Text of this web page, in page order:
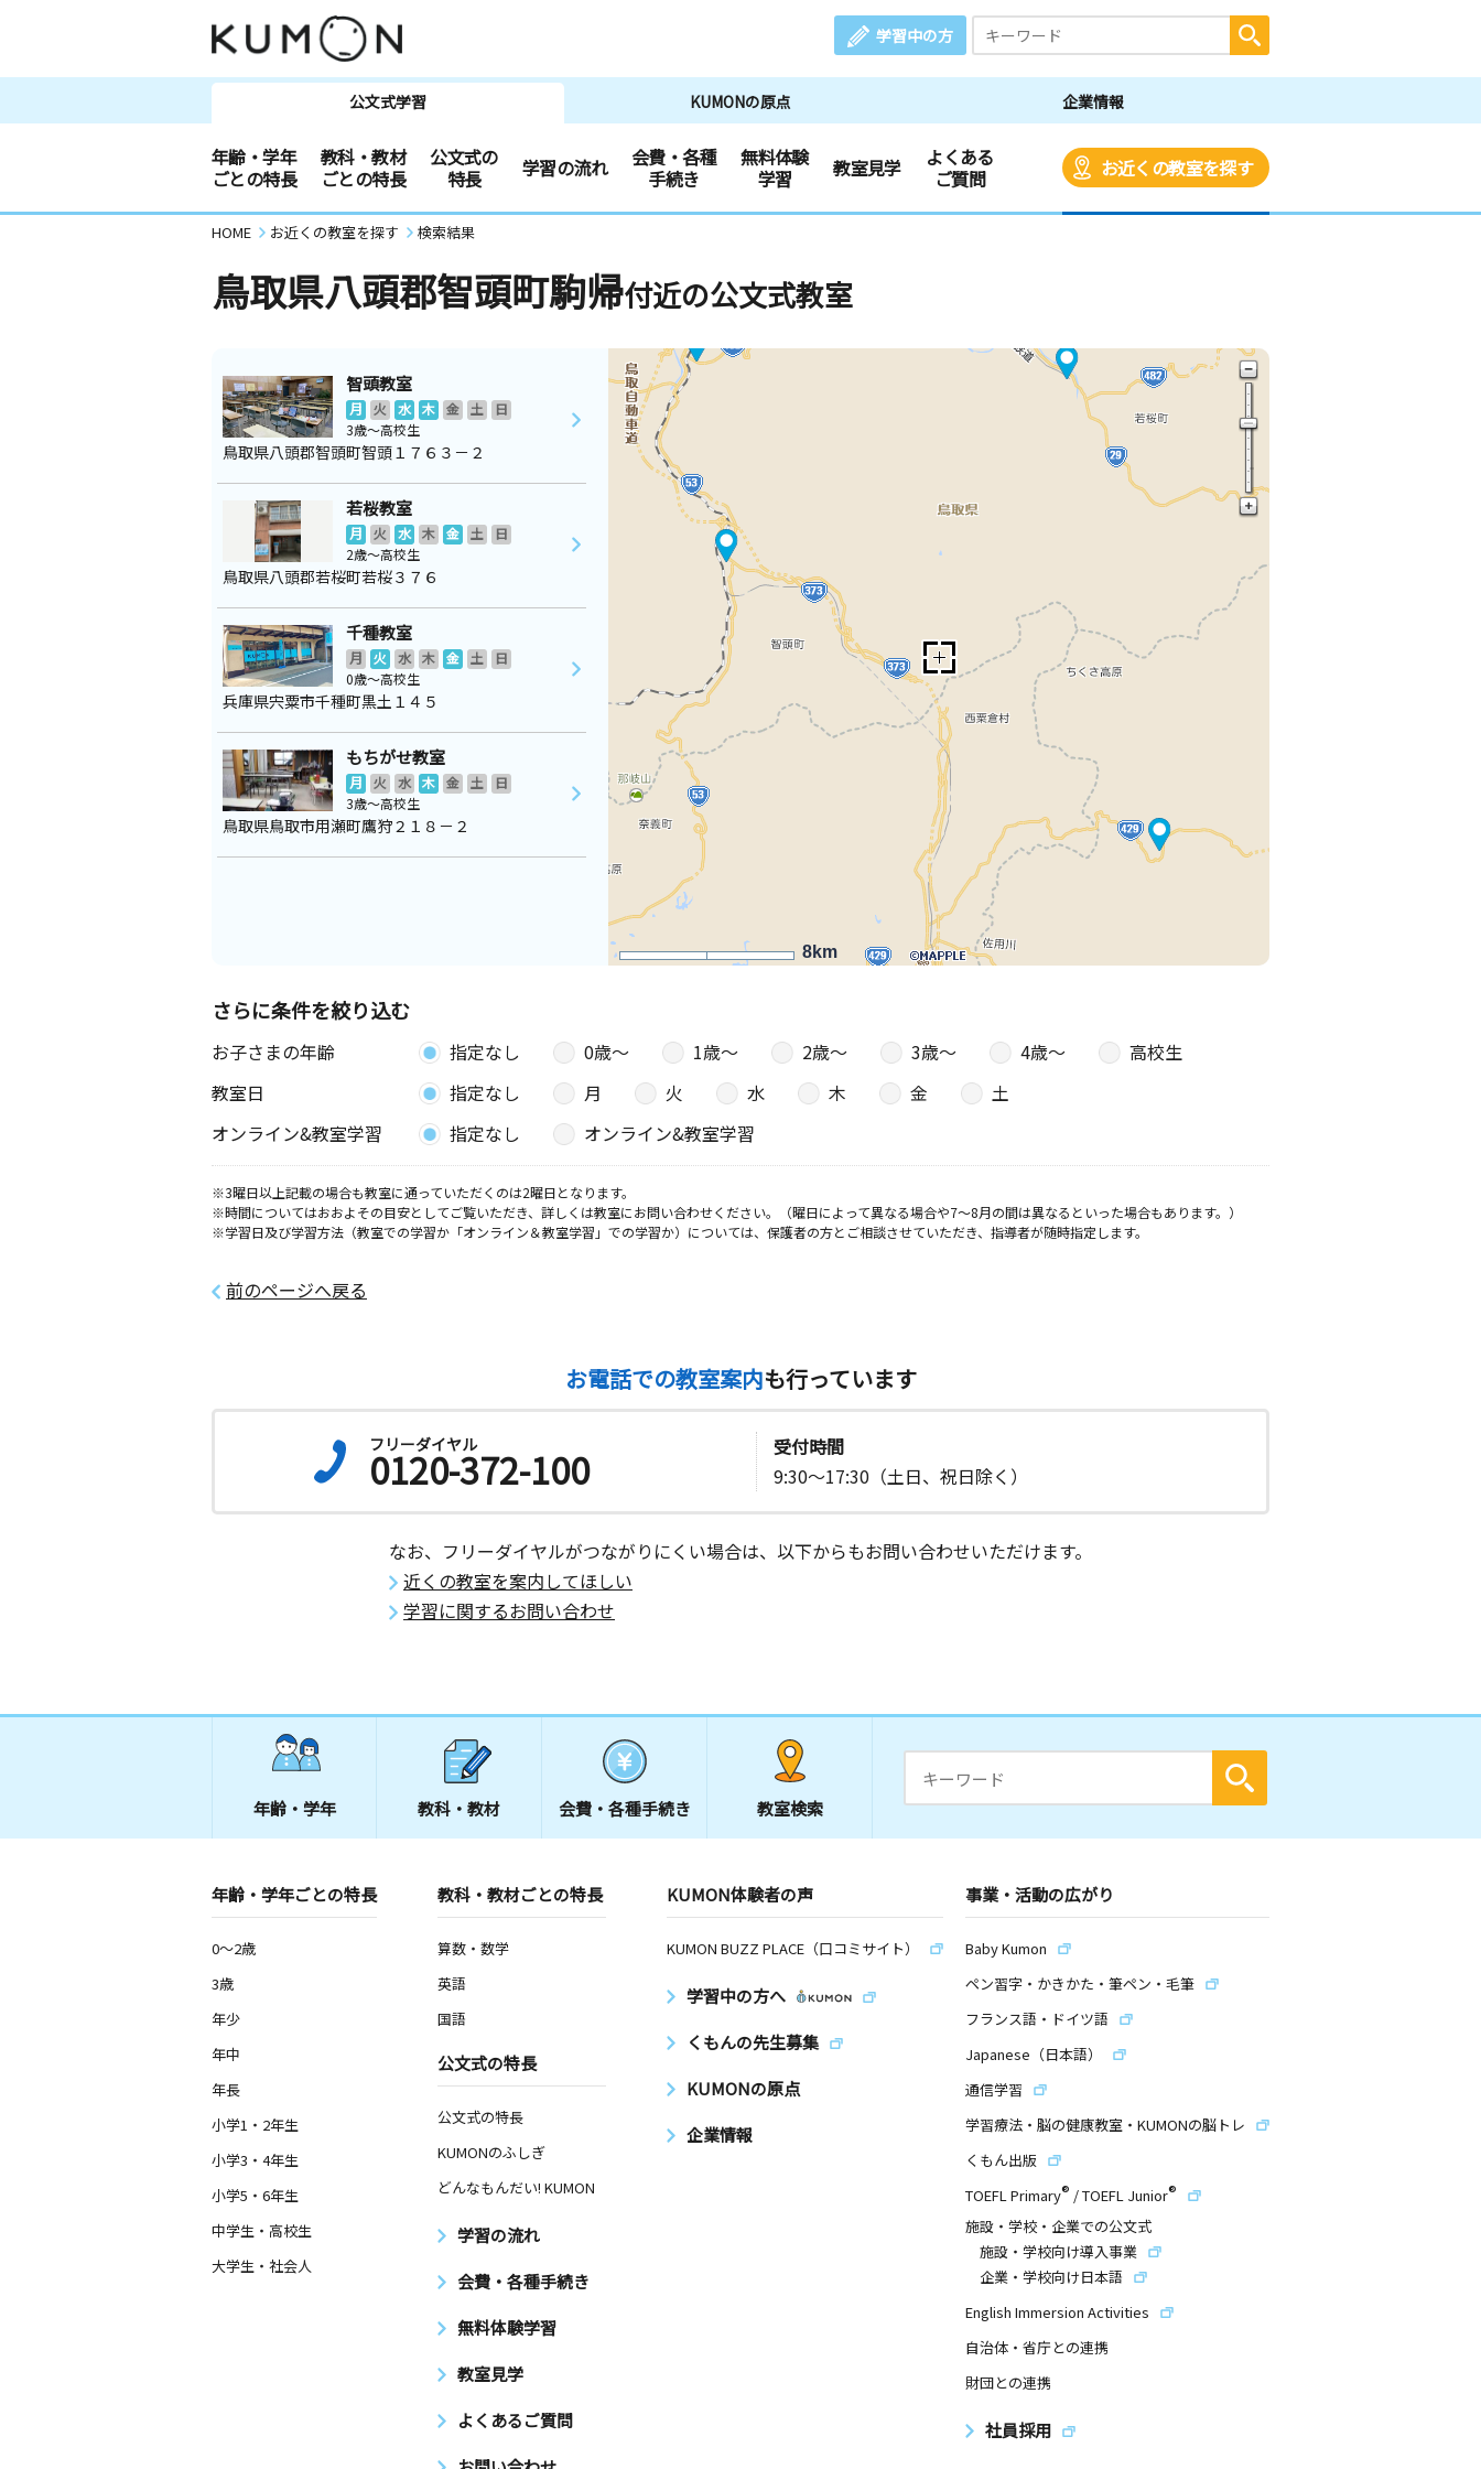
学習中の方
公文式学習 KUMONの原点 企業情報
年齢・学年
ごとの特長
教科・教材
ごとの特長
公文式の
特長
学習の流れ
会費・各種
手続き
無料体験
学習
教室見学
よくある
ご質問
お近くの教室を探す
HOME お近くの教室を探す 検索結果
鳥取県八頭郡智頭町駒帰付近の公文式教室
8km
智頭教室
月 火 水 木 金 土
日
3歳～高校生
鳥取県八頭郡智頭町智頭１７６３－２
若桜教室
月 火 水 木 金 土
日
2歳～高校生
鳥取県八頭郡若桜町若桜３７６
千種教室
月 火 水 木 金 土
日
0歳～高校生
兵庫県宍粟市千種町黒土１４５
もちがせ教室
月 火 水 木 金 土
日
3歳～高校生
鳥取県鳥取市用瀬町鷹狩２１８－２
さらに条件を絞り込む
お子さまの年齢 指定なし 0歳〜 1歳〜 2歳〜 3歳〜 4歳〜
高校生
教室日
指定なし 月 火 水 木 金
土
オンライン&教室学習
指定なし オンライン&教室学習
※3曜日以上記載の場合も教室に通っていただくのは2曜日となります。
※時間についてはおおよその目安としてご覧いただき、詳しくは教室にお問い合わせください。（曜日によって異なる場合や7～8月の間は異なるといった場合もあります。）
※学習日及び学習方法（教室での学習か「オンライン＆教室学習」での学習か）については、保護者の方とご相談させていただき、指導者が随時指定します。
前のページへ戻る
お電話での教室案内も行っています
フリーダイヤル
0120-372-100
受付時間
9:30～17:30（土日、祝日除く）
なお、フリーダイヤルがつながりにくい場合は、以下からもお問い合わせいただけます。
近くの教室を案内してほしい
学習に関するお問い合わせ
年齢・学年 教科・教材 会費・ 各種手続き 教室検索
年齢・学年ごとの特長
0～2歳
3歳
年少
年中
年長
小学1・2年生
小学3・4年生
小学5・6年生
中学生・高校生
大学生・社会人
教科・教材ごとの特長
算数・数学
英語
国語
公文式の特長
公文式の特長
KUMONのふしぎ
どんなもんだい! KUMON
学習の流れ
会費・各種手続き
無料体験学習
教室見学
よくあるご質問
KUMON体験者の声
KUMON BUZZ PLACE（口コミサイト）
学習中の方へ
くもんの先生募集
KUMONの原点
企業情報
事業・活動の広がり
Baby Kumon
ペン習字・かきかた・筆ペン・毛筆
フランス語・ドイツ語
Japanese（日本語）
通信学習
学習療法・脳の健康教室・KUMONの脳トレ
くもん出版
TOEFL Primary® /TOEFL Junior®
施設・学校・企業での公文式
施設・学校向け導入事業
企業・学校向け日本語
English Immersion Activities
自治体・省庁との連携
財団との連携
社員採用